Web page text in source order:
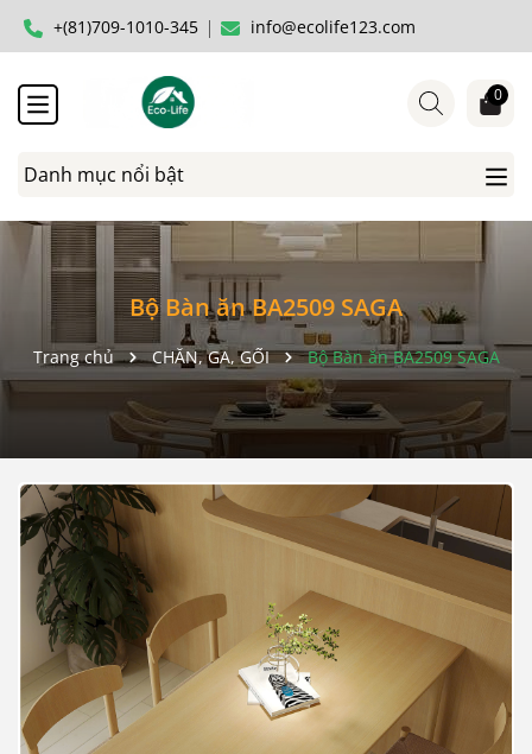
+(81)709-1010-345 info@ecolife123.com
Danh mục nổi bật
0
Bộ Bàn ăn BA2509 SAGA
Trang chủ CHĂN, GA, GỐI Bộ Bàn ăn BA2509 SAGA